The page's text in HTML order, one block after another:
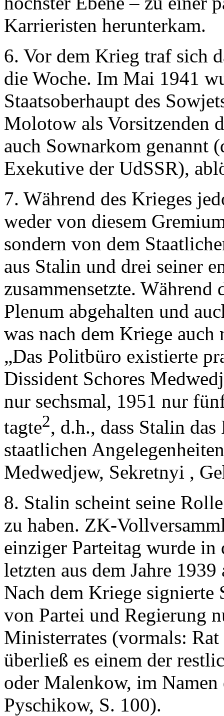
Karrieristen herunterkam.
6. Vor dem Krieg traf sich
die Woche. Im Mai 1941
Staatsoberhaupt des
Molotow als Vorsitzenden
auch Sownarkom genannt
Exekutive der UdSSR),
7. Während des Krieges
weder von diesem
sondern von dem
aus Stalin und drei seiner
zusammensetzte.
Plenum abgehalten und
was nach dem Kriege
„Das Politbüro existierte
Dissident Schores
nur sechsmal, 1951 nur
tagte2, d.h., dass Stalin
staatlichen
Medwedjew, Sekretnyi ,
8. Stalin scheint seine
zu haben. ZK-
einziger Parteitag wurde in
letzten aus dem Jahre
Nach dem Kriege signierte
von Partei und Regierung
Ministerrates (vormals:
überließ es einem der
oder Malenkow, im
Pyschikow, S. 100).